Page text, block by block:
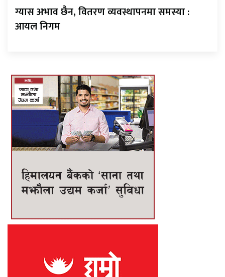
ग्यास अभाव छैन, वितरण व्यवस्थापनमा समस्या :
आयल निगम